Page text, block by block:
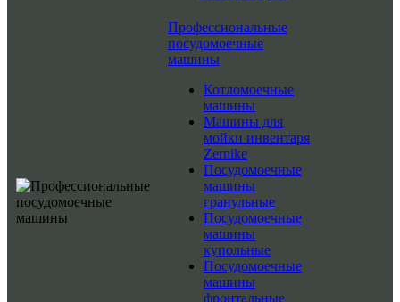
Профессиональные
посудомоечные
машины
Котломоечные
машины
Машины для
мойки инвентаря
Zernike
Посудомоечные
машины
гранульные
Посудомоечные
машины
купольные
Посудомоечные
машины
фронтальные